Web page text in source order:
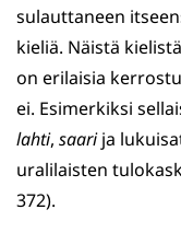
sulauttaneen
kieliä. Näistä
on erilaisia
ei. Esimerkiksi
lahti, saarija
uralilaisten
372).